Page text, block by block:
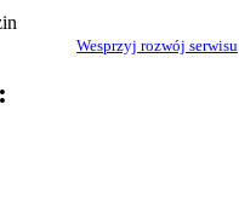
Wesprzyj rozwój serwisu